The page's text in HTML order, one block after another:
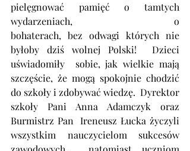
pielęgnować pamięć o tamtych
wydarzeniach,                    o
bohaterach, bez odwagi których nie
byłoby dziś wolnej Polski!  Dzieci
uświadomiły  sobie, jak wielkie mają
szczęście, że mogą spokojnie chodzić
do szkoły i zdobywać wiedzę.  Dyrektor
szkoły Pani Anna Adamczyk oraz
Burmistrz Pan  Ireneusz Łucka życzyli
wszystkim nauczycielom sukcesów